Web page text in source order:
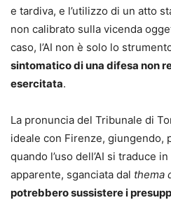
e tardiva, e l’utilizzo di un atto
non calibrato sulla vicenda
caso, l’AI non è solo lo
sintomatico di una difesa non
esercitata.
La pronuncia del Tribunale di
ideale con Firenze, giungendo,
quando l’uso dell’AI si traduce
apparente, sganciata dal thema
potrebbero sussistere i